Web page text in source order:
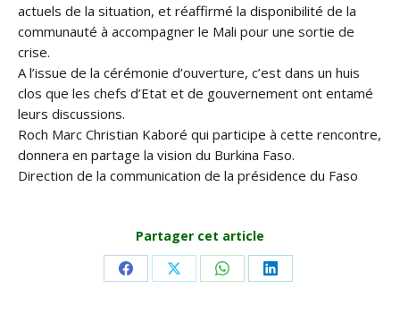
actuels de la situation, et réaffirmé la disponibilité de la
communauté à accompagner le Mali pour une sortie de
crise.
A l’issue de la cérémonie d’ouverture, c’est dans un huis
clos que les chefs d’Etat et de gouvernement ont entamé
leurs discussions.
Roch Marc Christian Kaboré qui participe à cette rencontre,
donnera en partage la vision du Burkina Faso.
Direction de la communication de la présidence du Faso
Partager cet article
Share Share Share Share